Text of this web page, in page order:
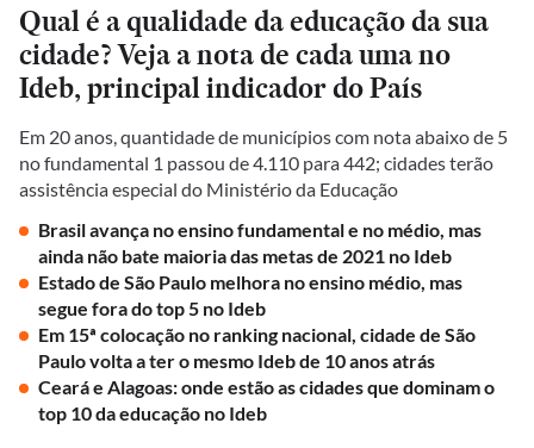
Qual é a qualidade da educação da sua
cidade? Veja a nota de cada uma no
Ideb, principal indicador do País
Em 20 anos, quantidade de municípios com nota abaixo de 5
no fundamental 1 passou de 4.110 para 442; cidades terão
assistência especial do Ministério da Educação
Brasil avança no ensino fundamental e no médio, mas
ainda não bate maioria das metas de 2021 no Ideb
Estado de São Paulo melhora no ensino médio, mas
segue fora do top 5 no Ideb
Em 15ª colocação no ranking nacional, cidade de São
Paulo volta a ter o mesmo Ideb de 10 anos atrás
Ceará e Alagoas: onde estão as cidades que dominam o
top 10 da educação no Ideb